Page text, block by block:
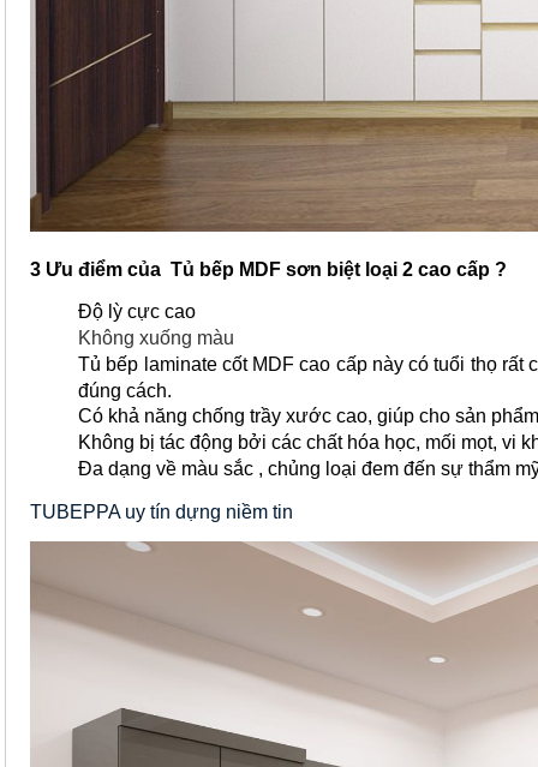
3 Ưu điểm của Tủ bếp MDF sơn biệt loại 2 cao cấp ?
Độ lỳ cực cao
Không xuống màu
Tủ bếp laminate cốt MDF cao cấp này có tuổi thọ
đúng cách.
Có khả năng chống trầy xước cao, giúp cho sản
Không bị tác động bởi các chất hóa học, mối mọt, vi
Đa dạng về màu sắc , chủng loại đem đến sự thẩm
TUBEPPA uy tín dựng niềm tin